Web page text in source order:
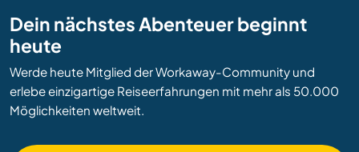
Dein nächstes Abenteuer beginnt
heute
Werde heute Mitglied der Workaway-Community und
erlebe einzigartige Reiseerfahrungen mit mehr als 50.000
Möglichkeiten weltweit.